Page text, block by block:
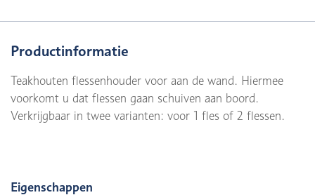
Productinformatie
Teakhouten flessenhouder voor aan de wand. Hiermee
voorkomt u dat flessen gaan schuiven aan boord.
Verkrijgbaar in twee varianten: voor 1 fles of 2 flessen.
Eigenschappen